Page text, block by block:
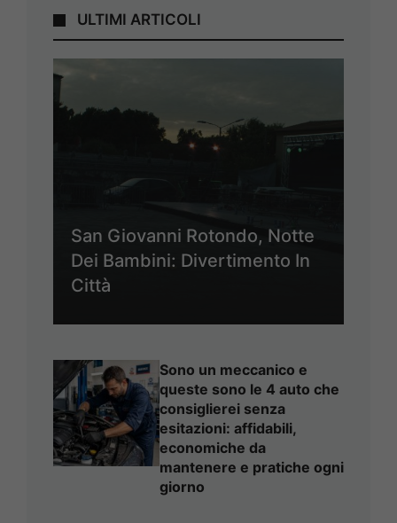
ULTIMI ARTICOLI
San Giovanni Rotondo, Notte
Dei Bambini: Divertimento In
Città
Sono un meccanico e
queste sono le 4 auto che
consiglierei senza
esitazioni: affidabili,
economiche da
mantenere e pratiche ogni
giorno